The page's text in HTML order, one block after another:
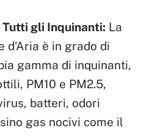
gli Inquinanti: La
d’Aria è in grado di
gamma di inquinanti,
PM10 e PM2.5,
batteri, odori
gas nocivi come il